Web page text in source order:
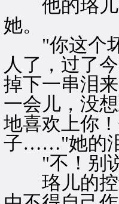
他的珞儿
她。
"你这个坏
人了，过了
掉下一串泪
一会儿，没
地喜欢上你
子……"她的
"不！别说
珞儿的控